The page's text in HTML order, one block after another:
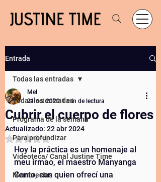
Entrada
Todas las entradas
Programa de la semana
Para profundizar
Videoteca/ Canal Justine Time
Membresías
Todas las entradas
Cubrir el cuerpo de flores
Mel
21 oct 2020 1 min de lectura
Actualizado: 22 abr 2024
Obtuvo NaN de 5 estrellas.
Hoy la práctica es un homenaje al
meu irmao, el maestro Manyanga
Como, con quien ofrecí una